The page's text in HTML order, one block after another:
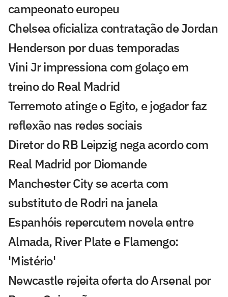
campeonato europeu
Chelsea oficializa contratação de Jordan
Henderson por duas temporadas
Vini Jr impressiona com golaço em
treino do Real Madrid
Terremoto atinge o Egito, e jogador faz
reflexão nas redes sociais
Diretor do RB Leipzig nega acordo com
Real Madrid por Diomande
Manchester City se acerta com
substituto de Rodri na janela
Espanhóis repercutem novela entre
Almada, River Plate e Flamengo:
'Mistério'
Newcastle rejeita oferta do Arsenal por